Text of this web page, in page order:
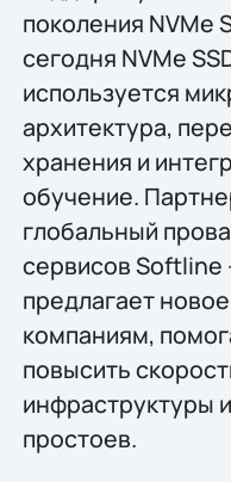
поколения NVMe
сегодня NVMe
используется
архитектура,
хранения и
обучение.
глобальный
сервисов Softline
предлагает
компаниям,
повысить
инфраструктуры
простоев.